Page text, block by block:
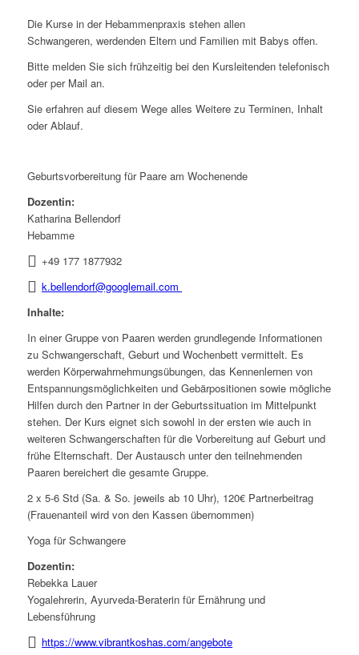
Die Kurse in der Hebammenpraxis stehen allen
Schwangeren, werdenden Eltern und Familien mit Babys offen.
Bitte melden Sie sich frühzeitig bei den Kursleitenden telefonisch
oder per Mail an.
Sie erfahren auf diesem Wege alles Weitere zu Terminen, Inhalt
oder Ablauf.
Geburtsvorbereitung für Paare am Wochenende
Dozentin:
Katharina Bellendorf
Hebamme
+49 177 1877932
k.bellendorf@googlemail.com
Inhalte:
In einer Gruppe von Paaren werden grundlegende Informationen
zu Schwangerschaft, Geburt und Wochenbett vermittelt. Es
werden Körperwahrnehmungsübungen, das Kennenlernen von
Entspannungsmöglichkeiten und Gebärpositionen sowie mögliche
Hilfen durch den Partner in der Geburtssituation im Mittelpunkt
stehen. Der Kurs eignet sich sowohl in der ersten wie auch in
weiteren Schwangerschaften für die Vorbereitung auf Geburt und
frühe Elternschaft. Der Austausch unter den teilnehmenden
Paaren bereichert die gesamte Gruppe.
2 x 5-6 Std (Sa. & So. jeweils ab 10 Uhr), 120€ Partnerbeitrag
(Frauenanteil wird von den Kassen übernommen)
Yoga für Schwangere
Dozentin:
Rebekka Lauer
Yogalehrerin, Ayurveda-Beraterin für Ernährung und
Lebensführung
https://www.vibrantkoshas.com/angebote